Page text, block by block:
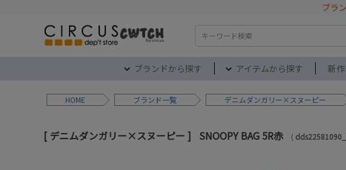
ブラ
検索
ブランドから探す アイテムから探す 新作
HOME ブランド デニムダンガリー×スヌーピー
デニムダンガリー×スヌーピー SNOOPY BAG 5R赤